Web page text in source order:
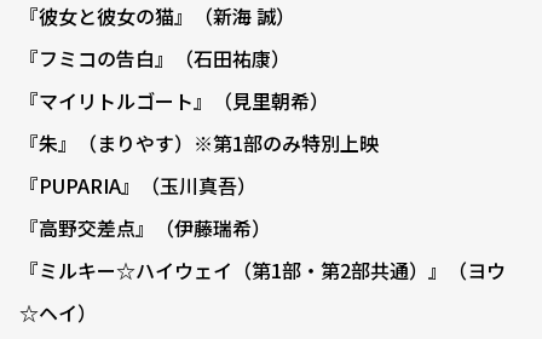
『彼女と彼女の猫』（新海 誠）
『フミコの告白』（石田祐康）
『マイリトルゴート』（見里朝希）
『朱』（まりやす）※第1部のみ特別上映
『PUPARIA』（玉川真吾）
『高野交差点』（伊藤瑞希）
『ミルキー☆ハイウェイ（第1部・第2部共通）』（ヨウ
☆ヘイ）